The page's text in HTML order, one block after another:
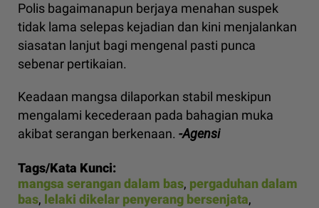
Polis bagaimanapun berjaya menahan suspek
tidak lama selepas kejadian dan kini menjalankan
siasatan lanjut bagi mengenal pasti punca
sebenar pertikaian.
Keadaan mangsa dilaporkan stabil meskipun
mengalami kecederaan pada bahagian muka
akibat serangan berkenaan. -Agensi
Tags/Kata Kunci:
mangsa serangan dalam bas, pergaduhan dalam
bas, lelaki dikelar penyerang bersenjata,